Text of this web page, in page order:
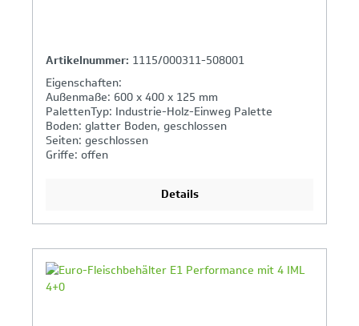
Artikelnummer: 1115/000311-508001
Eigenschaften:
Außenmaße: 600 x 400 x 125 mm
PalettenTyp: Industrie-Holz-Einweg Palette
Boden: glatter Boden, geschlossen
Seiten: geschlossen
Griffe: offen
Details
Ihr Produktvergleich ist voll